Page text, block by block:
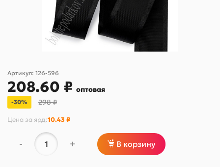
Артикул: 126-596
208.60 ₽ оптовая
-30% 298 ₽
Цена за ярд:10.43 ₽
- + В корзину